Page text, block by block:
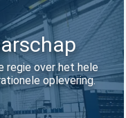
regie over het hele
oplevering.